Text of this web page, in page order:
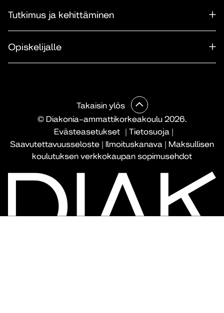
Tutkimus ja kehittäminen
Opiskelijalle
© Diakonia–ammattikorkeakoulu 2026.
Evästeasetukset
| Tietosuoja |
Saavutettavuusseloste | Ilmoituskanava | Maksullisen
koulutuksen verkkokaupan sopimusehdot
Takaisin ylös